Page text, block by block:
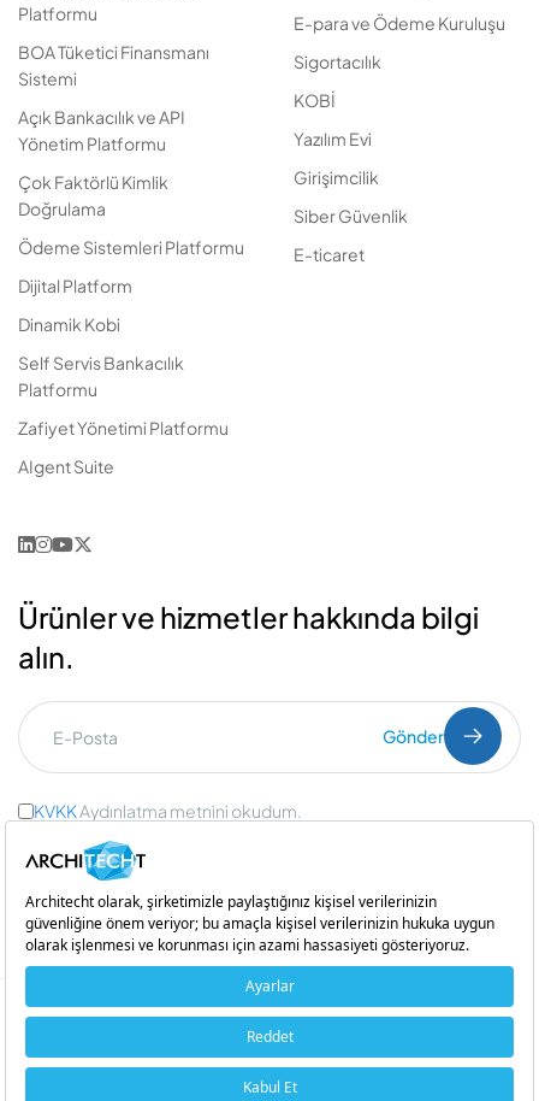
Platformu
BOA Tüketici Finansmanı
Sistemi
Açık Bankacılık ve API
Yönetim Platformu
Çok Faktörlü Kimlik
Doğrulama
Ödeme Sistemleri Platformu
Dijital Platform
Dinamik Kobi
Self Servis Bankacılık
Platformu
Zafiyet Yönetimi Platformu
AIgent Suite
E-para ve Ödeme Kuruluşu
Sigortacılık
KOBİ
Yazılım Evi
Girişimcilik
Siber Güvenlik
E-ticaret
Ürünler ve hizmetler hakkında bilgi
alın.
Gönder
KVKKAydınlatma metnini okudum.
Ticari İleti Onayı
Bir iştirakidir
Copyright © 2026 Architecht. Her hakkı saklıdır.
Çerez Politikası